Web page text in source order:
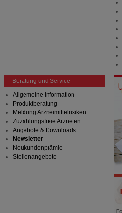
Beratung und Service
Allgemeine Information
Produktberatung
Meldung Arzneimittelrisiken
Zuzahlungsfreie Arzneien
Angebote & Downloads
Newsletter
Neukundenprämie
Stellenangebote